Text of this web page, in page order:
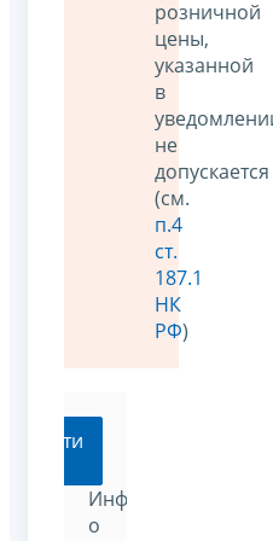
розничной
цены,
указанной
в
не
допускается
(см.
п.4
ст.
187.1
НК
РФ)
Перейти
Информация
о